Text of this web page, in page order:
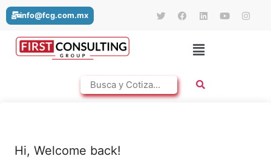
info@fcg.com.mx
Hi, Welcome back!